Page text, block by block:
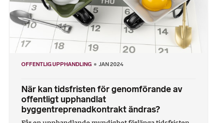
OFFENTLIG UPPHANDLING JAN 2024
När kan tidsfristen för genomförande av
offentligt upphandlat
byggentreprenadkontrakt ändras?